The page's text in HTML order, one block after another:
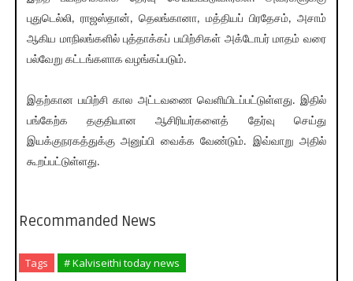
புதுடெல்லி, ராஜஸ்தான், தெலங்கானா, மத்தியப் பிரதேசம், அசாம்
ஆகிய மாநிலங்களில் புத்தாக்கப் பயிற்சிகள் அக்டோபர் மாதம் வரை
பல்வேறு கட்டங்களாக வழங்கப்படும்.
இதற்கான பயிற்சி கால அட்டவணை வெளியிடப்பட்டுள்ளது. இதில்
பங்கேற்க தகுதியான ஆசிரியர்களைத் தேர்வு செய்து
இயக்குநரகத்துக்கு அனுப்பி வைக்க வேண்டும். இவ்வாறு அதில்
கூறப்பட்டுள்ளது.
Recommanded News
Tags # Kalviseithi today news